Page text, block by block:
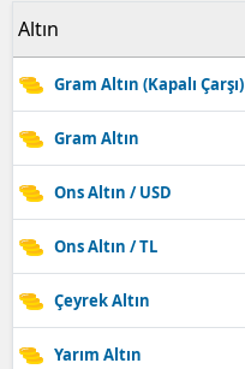
Altın
Gram Altın (Kapalı Çarşı)
Gram Altın
Ons Altın / USD
Ons Altın / TL
Çeyrek Altın
Yarım Altın